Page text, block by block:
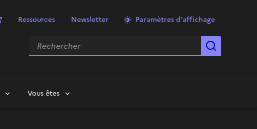
Ressources Newsletter Paramètres d'affichage
Rechercher
Vous êtes